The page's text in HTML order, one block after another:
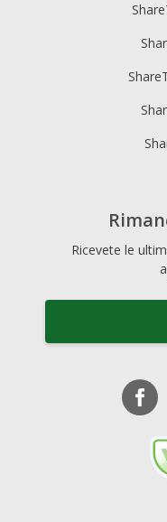
Ricevete le